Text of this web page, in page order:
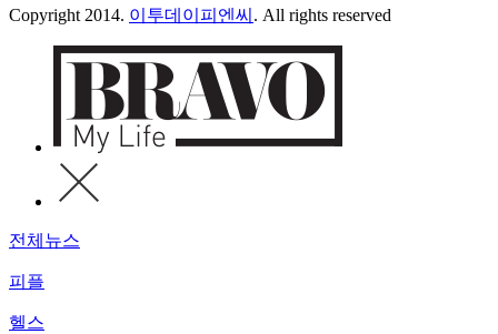
Copyright 2014. 이투데이피엔씨 . All rights reserved
전체뉴스
피플
헬스